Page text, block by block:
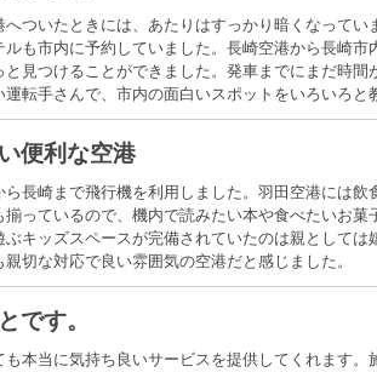
ついたときには、あたりはすっかり暗くなって
ルも市内に予約していました。長崎空港から長崎
と見つけることができました。発車までにまだ時
運転手さんで、市内の面白いスポットをいろいろと
便利な空港
長崎まで飛行機を利用しました。羽田空港には
揃っているので、機内で読みたい本や食べたいお
ぶキッズスペースが完備されていたのは親として
切な対応で良い雰囲気の空港だと感じました。
です。
本当に気持ち良いサービスを提供してくれます